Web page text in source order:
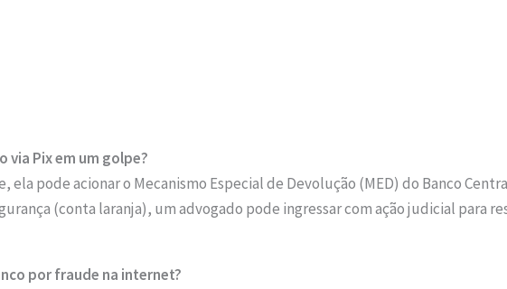
via Pix em um golpe?
ela pode acionar o Mecanismo Especial de Devolução (MED) do Banco
(conta laranja), um advogado pode ingressar com ação judicial para
por fraude na internet?